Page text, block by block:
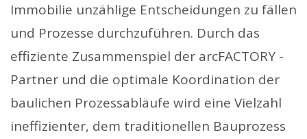
Immobilie unzählige Entscheidungen zu fällen
und Prozesse durchzuführen. Durch das
effiziente Zusammenspiel der arcFACTORY -
Partner und die optimale Koordination der
baulichen Prozessabläufe wird eine Vielzahl
ineffizienter, dem traditionellen Bauprozess